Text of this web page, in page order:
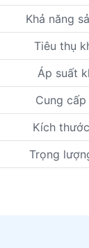
Khả năng
Tiêu thụ
Áp suất
Cung
Kích
Trọng